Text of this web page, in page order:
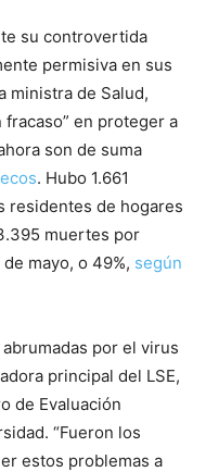
su controvertida
permisiva en sus
ministra de Salud,
fracaso” en proteger a
son de suma
. Hubo 1.661
residentes de hogares
muertes por
mayo, o 49%, según
por el virus
principal del LSE,
de Evaluación
“Fueron los
estos problemas a